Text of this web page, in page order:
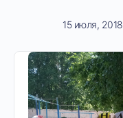
15 июля, 2018